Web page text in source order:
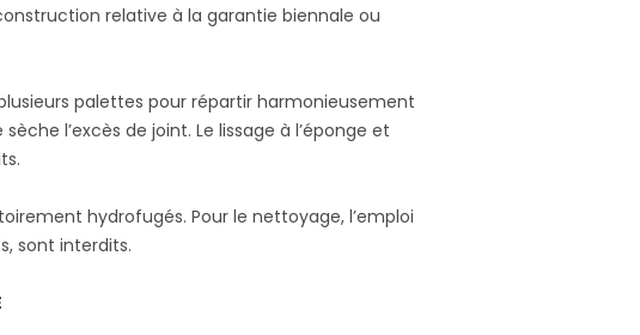
relative à la garantie biennale ou
palettes pour répartir harmonieusement
l’excès de joint. Le lissage à l’éponge et
hydrofugés. Pour le nettoyage, l’emploi
sont interdits.